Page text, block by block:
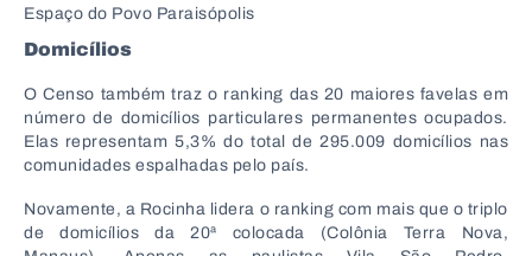
Espaço do Povo Paraisópolis
Domicílios
O Censo também traz o ranking das 20 maiores favelas em
número de domicílios particulares permanentes ocupados.
Elas representam 5,3% do total de 295.009 domicílios nas
comunidades espalhadas pelo país.
Novamente, a Rocinha lidera o ranking com mais que o triplo
de domicílios da 20ª colocada (Colônia Terra Nova,